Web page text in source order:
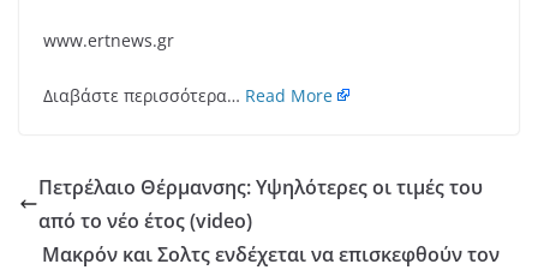
www.ertnews.gr
Διαβάστε περισσότερα… Read More
Πετρέλαιο Θέρμανσης: Υψηλότερες οι τιμές του
από το νέο έτος (video)
Μακρόν και Σολτς ενδέχεται να επισκεφθούν τον